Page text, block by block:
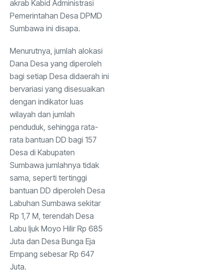
akrab Kabid Administrasi
Pemerintahan Desa DPMD
Sumbawa ini disapa.
Menurutnya, jumlah alokasi
Dana Desa yang diperoleh
bagi setiap Desa didaerah ini
bervariasi yang disesuaikan
dengan indikator luas
wilayah dan jumlah
penduduk, sehingga rata-
rata bantuan DD bagi 157
Desa di Kabupaten
Sumbawa jumlahnya tidak
sama, seperti tertinggi
bantuan DD diperoleh Desa
Labuhan Sumbawa sekitar
Rp 1,7 M, terendah Desa
Labu Ijuk Moyo Hilir Rp 685
Juta dan Desa Bunga Eja
Empang sebesar Rp 647
Juta.